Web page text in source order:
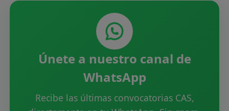
Únete a nuestro canal de
WhatsApp
Recibe las últimas convocatorias CAS,